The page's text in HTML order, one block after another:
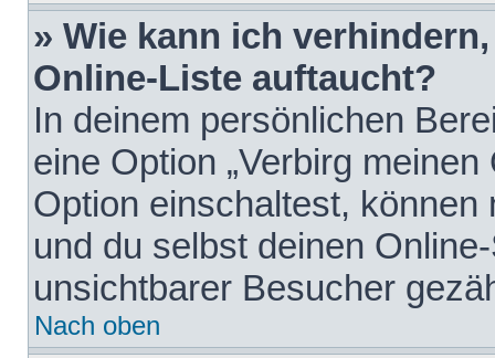
» Wie kann ich
Online-Liste auftaucht?
In deinem persönlichen
eine Option „Verbirg
Option einschaltest,
und du selbst deinen
unsichtbarer Besucher
Nach oben